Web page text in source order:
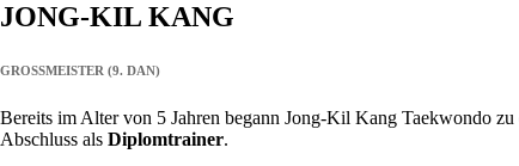
JONG-KIL KANG
GROSSMEISTER (9. DAN)
Bereits im Alter von 5 Jahren begann Jong-Kil Kang Taekwondo
Abschluss als Diplomtrainer.